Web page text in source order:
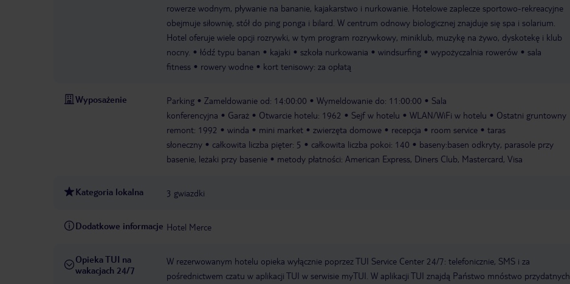
rowerze wodnym, pływanie na bananie, kajakarstwo i nurkowanie. Hotelowe zaplecze sportowo-rekreacyjne
obejmuje siłownię, stół do ping ponga i bilard. W centrum odnowy biologicznej znajduje się spa i solarium.
Hotel oferuje wiele opcji rozrywki, w tym program rozrywkowy, miniklub, muzykę na żywo, dyskotekę i klub
nocny.
łódź typu banan kajaki szkoła nurkowania windsurfing wypożyczalnia rowerów
sala
fitness
rowery wodne kort tenisowy: za opłatą
Wyposażenie Parking Zameldowanie od: 14:00:00 Wymeldowanie do: 11:00:00
Sala
konferencyjna
Garaż Otwarcie hotelu: 1962 Sejf w hotelu WLAN/WiFi w hotelu
Ostatni gruntowny
remont: 1992
winda mini market zwierzęta domowe recepcja room service
taras
słoneczny
całkowita liczba pięter: 5 całkowita liczba pokoi: 140
baseny:basen odkryty, parasole przy
basenie, leżaki przy basenie
metody płatności: American Express, Diners Club, Mastercard, Visa
Kategoria lokalna 3 gwiazdki
Dodatkowe informacje Hotel Merce
Opieka TUI na
wakacjach 24/7
W rezerwowanym hotelu opieka wyłącznie poprzez TUI Service Center 24/7: telefonicznie, SMS i za
pośrednictwem czatu w aplikacji TUI w serwisie myTUI. W aplikacji TUI znajdą Państwo mnóstwo przydatnych